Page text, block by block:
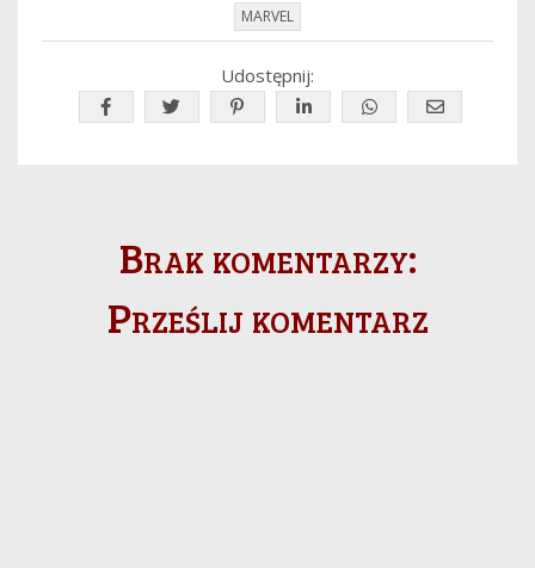
MARVEL
Udostępnij:
Brak komentarzy:
Prześlij komentarz